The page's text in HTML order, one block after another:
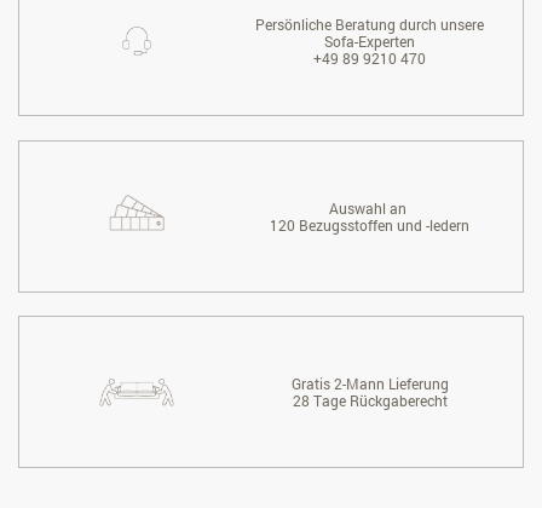
Persönliche Beratung durch unsere
Sofa-Experten
+49 89 9210 470
Auswahl an
120 Bezugsstoffen und -ledern
Gratis 2-Mann Lieferung
28 Tage Rückgaberecht